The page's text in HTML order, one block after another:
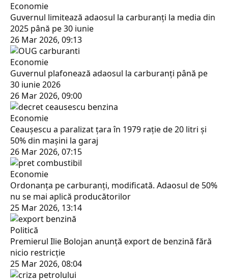
Economie
Guvernul limitează adaosul la carburanți la media din
2025 până pe 30 iunie
26 Mar 2026, 09:13
Economie
Guvernul plafonează adaosul la carburanți până pe
30 iunie 2026
26 Mar 2026, 09:00
Economie
Ceaușescu a paralizat țara în 1979 rație de 20 litri și
50% din mașini la garaj
26 Mar 2026, 07:15
Economie
Ordonanța pe carburanți, modificată. Adaosul de 50%
nu se mai aplică producătorilor
25 Mar 2026, 13:14
Politică
Premierul Ilie Bolojan anunță export de benzină fără
nicio restricție
25 Mar 2026, 08:04